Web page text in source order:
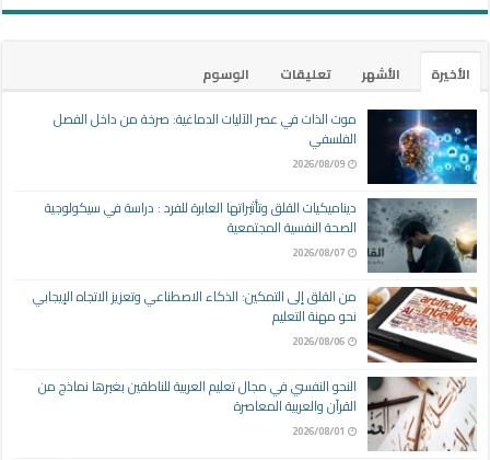
الأخيرة الأشهر تعليقات
الوسوم
موت الذات في عصر الآليات الدماغية: صرخة من داخل الفصل
الفلسفي
2026/08/09
ديناميكيات القلق وتأثيراتها العابرة للفرد : دراسة في سيكولوجية
الصحة النفسية المجتمعية
2026/08/07
من القلق إلى التمكين: الذكاء الاصطناعي وتعزيز الاتجاه الإيجابي
نحو مهنة التعليم
2026/08/06
النحو النفسي في مجال تعليم العربية للناطقين بغيرها نماذج من
القرآن والعربية المعاصرة
2026/08/01